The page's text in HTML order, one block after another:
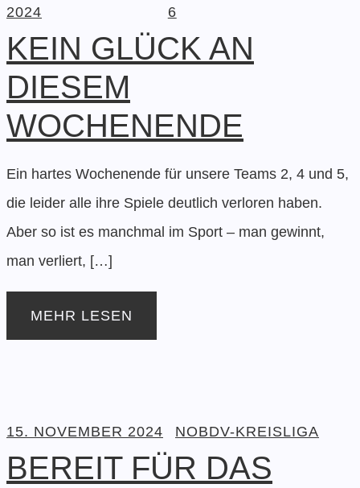
2024
6
KEIN GLÜCK AN
DIESEM
WOCHENENDE
Ein hartes Wochenende für unsere Teams 2, 4 und 5,
die leider alle ihre Spiele deutlich verloren haben.
Aber so ist es manchmal im Sport – man gewinnt,
man verliert, […]
MEHR LESEN
15. NOVEMBER 2024 NOBDV-KREISLIGA
BEREIT FÜR DAS